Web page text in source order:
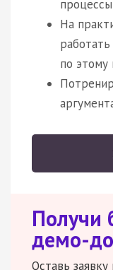
процессы
На
по этому
Получи
демо-
Оставь